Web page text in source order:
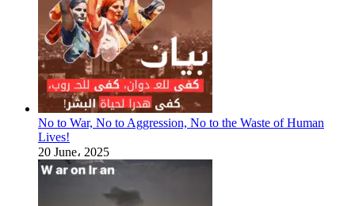
No to War, No to Aggression, No to the Waste of Human
Lives!
20 June، 2025